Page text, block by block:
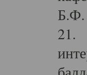
Б.Ф.
21.